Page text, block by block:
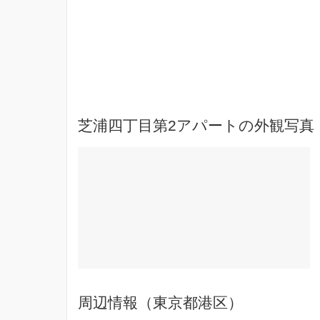
芝浦四丁目第2アパートの外観写真
周辺情報（東京都港区）